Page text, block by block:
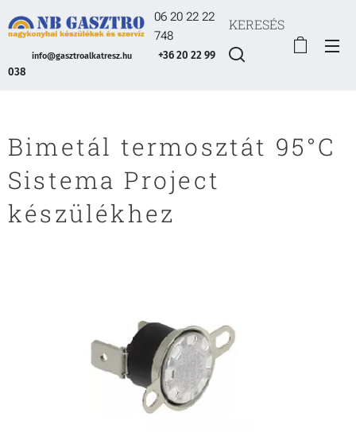
06 20 22 22
748
info@gasztroalkatresz.hu
+36 20 22 99
038
KERESÉS
Bimetál termosztát 95°C
Sistema Project
készülékhez